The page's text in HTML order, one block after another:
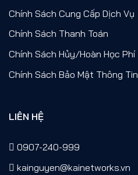
Chính Sách Cung Cấp Dịch Vụ
Chính Sách Thanh Toán
Chính Sách Hủy/Hoàn Học Phí
Chính Sách Bảo Mật Thông Tin
LIÊN HỆ
0907-240-999
kainguyen@kainetworks.vn